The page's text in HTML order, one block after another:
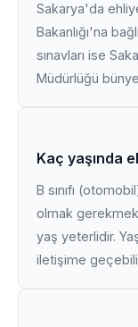
Sakarya'da
Bakanlığı'na
sınavları ise
Müdürlüğü
Kaç yaşında
B sınıfı
olmak
yaş yeterlidir.
iletişime